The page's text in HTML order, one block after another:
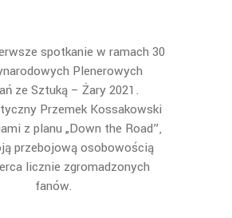
spotkanie w ramach 30
Plenerowych
ze Sztuką – Żary 2021.
Przemek Kossakowski
z planu „Down the Road”,
przebojową osobowością
licznie zgromadzonych
fanów.